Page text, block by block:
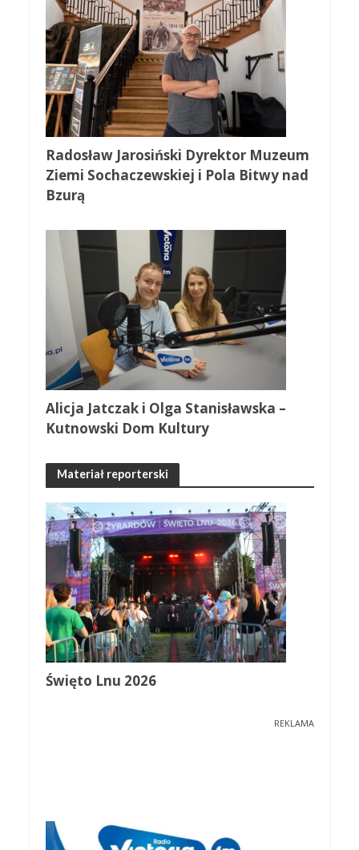
Radosław Jarosiński Dyrektor Muzeum
Ziemi Sochaczewskiej i Pola Bitwy nad
Bzurą
Alicja Jatczak i Olga Stanisławska –
Kutnowski Dom Kultury
Materiał reporterski
Święto Lnu 2026
REKLAMA